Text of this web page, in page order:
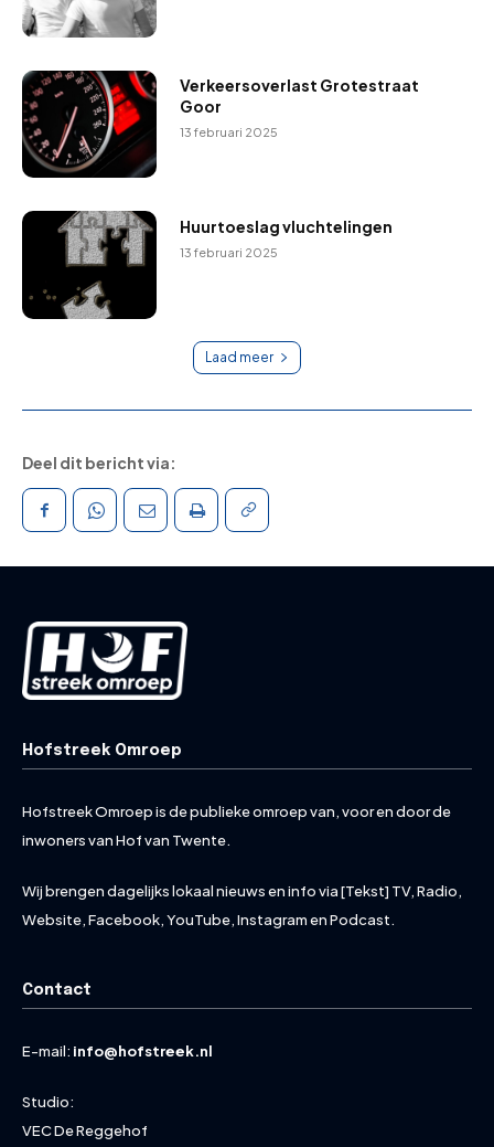
Verkeersoverlast Grotestraat
Goor
13 februari 2025
Huurtoeslag vluchtelingen
13 februari 2025
Laad meer
Deel dit bericht via:
Hofstreek Omroep
Hofstreek Omroep is de publieke omroep van, voor en door de
inwoners van Hof van Twente.
Wij brengen dagelijks lokaal nieuws en info via [Tekst] TV, Radio,
Website, Facebook, YouTube, Instagram en Podcast.
Contact
E-mail: info@hofstreek.nl
Studio:
VEC De Reggehof